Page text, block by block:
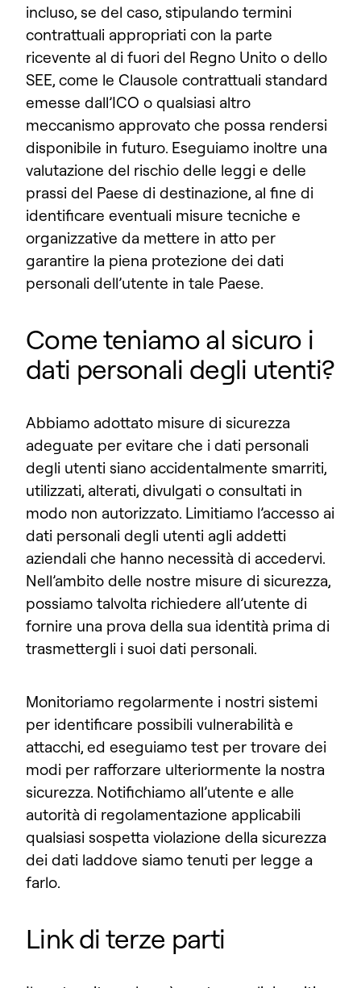
incluso, se del caso, stipulando termini
contrattuali appropriati con la parte
ricevente al di fuori del Regno Unito o dello
SEE, come le Clausole contrattuali standard
emesse dall’ICO o qualsiasi altro
meccanismo approvato che possa rendersi
disponibile in futuro. Eseguiamo inoltre una
valutazione del rischio delle leggi e delle
prassi del Paese di destinazione, al fine di
identificare eventuali misure tecniche e
organizzative da mettere in atto per
garantire la piena protezione dei dati
personali dell’utente in tale Paese.
Come teniamo al sicuro i
dati personali degli utenti?
Abbiamo adottato misure di sicurezza
adeguate per evitare che i dati personali
degli utenti siano accidentalmente smarriti,
utilizzati, alterati, divulgati o consultati in
modo non autorizzato. Limitiamo l’accesso ai
dati personali degli utenti agli addetti
aziendali che hanno necessità di accedervi.
Nell’ambito delle nostre misure di sicurezza,
possiamo talvolta richiedere all’utente di
fornire una prova della sua identità prima di
trasmettergli i suoi dati personali.
Monitoriamo regolarmente i nostri sistemi
per identificare possibili vulnerabilità e
attacchi, ed eseguiamo test per trovare dei
modi per rafforzare ulteriormente la nostra
sicurezza. Notifichiamo all’utente e alle
autorità di regolamentazione applicabili
qualsiasi sospetta violazione della sicurezza
dei dati laddove siamo tenuti per legge a
farlo.
Link di terze parti